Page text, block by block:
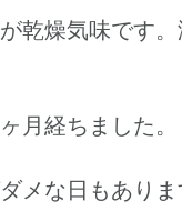
乾燥気味です。
月経ちました。
メな日もありま